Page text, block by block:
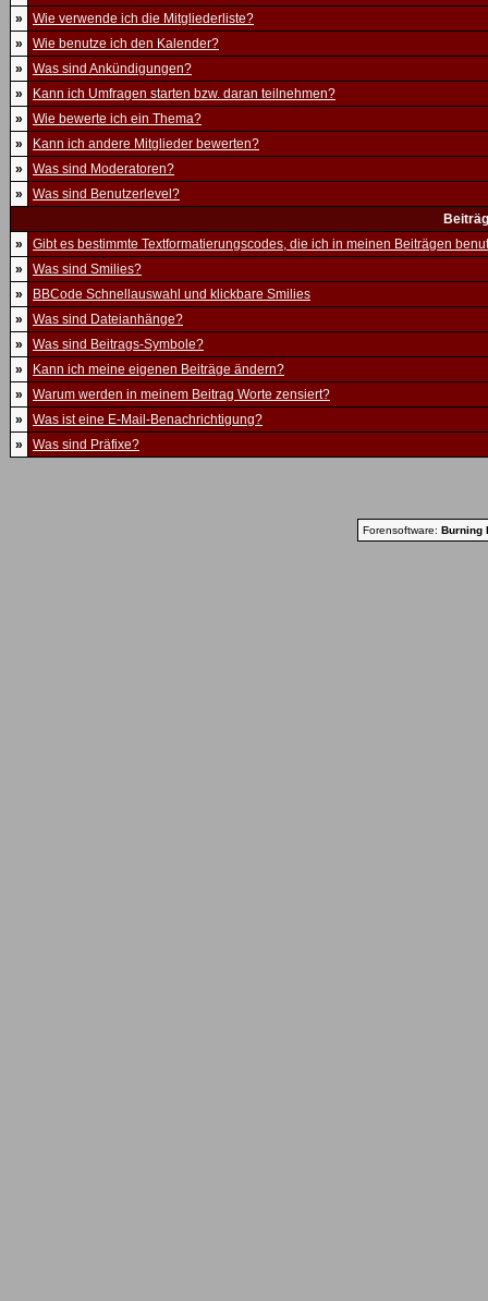
»
Wie verwende ich die Mitgliederliste?
»
Wie benutze ich den Kalender?
»
Was sind Ankündigungen?
»
Kann ich Umfragen starten bzw. daran teilnehmen?
»
Wie bewerte ich ein Thema?
»
Kann ich andere Mitglieder bewerten?
»
Was sind Moderatoren?
»
Was sind Benutzerlevel?
»
Gibt es bestimmte Textformatierungscodes, die ich in meinen Beiträgen
»
Was sind Smilies?
»
BBCode Schnellauswahl und klickbare Smilies
»
Was sind Dateianhänge?
»
Was sind Beitrags-Symbole?
»
Kann ich meine eigenen Beiträge ändern?
»
Warum werden in meinem Beitrag Worte zensiert?
»
Was ist eine E-Mail-Benachrichtigung?
»
Was sind Präfixe?
Forensoftware: Burning